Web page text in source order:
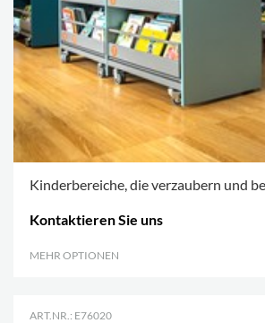
Kinderbereiche, die verzaubern und
Kontaktieren Sie uns
MEHR OPTIONEN
ART.NR.: E76020